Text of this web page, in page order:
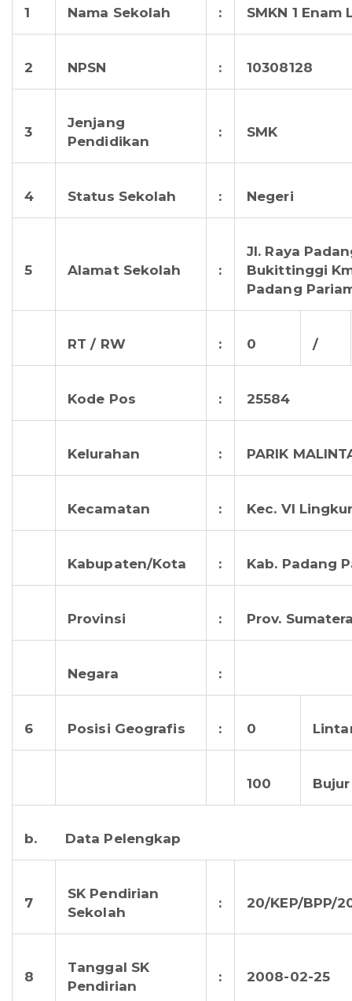
1 Nama Sekolah : SMKN 1 Enam
2 NPSN : 10308128
3
Jenjang
Pendidikan
: SMK
4 Status Sekolah : Negeri
5 Alamat Sekolah :
Jl. Raya
Bukittinggi
Padang
RT / RW : 0 /
Kode Pos : 25584
Kelurahan : PARIK
Kecamatan : Kec. VI
Kabupaten/Kota : Kab. Padang
Provinsi : Prov.
Negara :
6 Posisi Geografis : 0
100 Bujur
b. Data Pelengkap
7
SK Pendirian
Sekolah
: 20/KEP/BPP/
8
Tanggal SK
Pendirian
: 2008-02-25